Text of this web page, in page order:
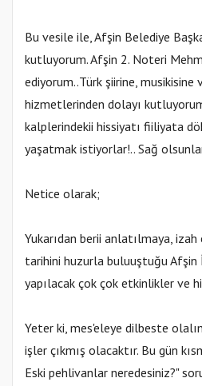
Bu vesile ile, Afşin Belediye
kutluyorum. Afşin 2. Noteri
ediyorum..Türk şiirine, musikisine
hizmetlerinden dolayı
kalplerindekii hissiyatı fiiliyata
yaşatmak istiyorlar!.. Sağ
Netice olarak;
Yukarıdan berii anlatılmaya, izah
tarihini huzurla buluuştuğu Afşin
yapılacak çok çok etkinlikler ve
Yeter ki, mes'eleye dilbeste
işler çıkmış olacaktır. Bu gün
Eski pehlivanlar neredesiniz?"